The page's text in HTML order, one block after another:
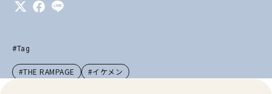
#Tag
#THE RAMPAGE #イケメン